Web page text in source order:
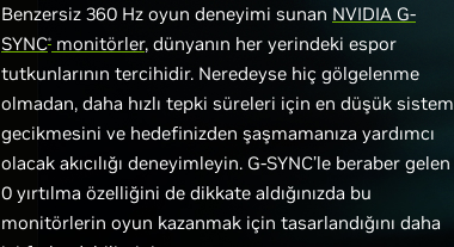
Benzersiz 360 Hz oyun deneyimi sunan NVIDIA G-
SYNC® monitörler, dünyanın her yerindeki espor
tutkunlarının tercihidir. Neredeyse hiç gölgelenme
olmadan, daha hızlı tepki süreleri için en düşük sistem
gecikmesini ve hedefinizden şaşmamanıza yardımcı
olacak akıcılığı deneyimleyin. G-SYNC’le beraber gelen
0 yırtılma özelliğini de dikkate aldığınızda bu
monitörlerin oyun kazanmak için tasarlandığını daha